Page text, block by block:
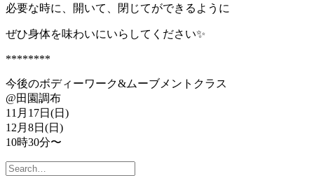
必要な時に、開いて、閉じてができるように
ぜひ身体を味わいにいらしてください✨
********
今後のボディーワーク&ムーブメントクラス
@田園調布
11月17日(日)
12月8日(日)
10時30分〜